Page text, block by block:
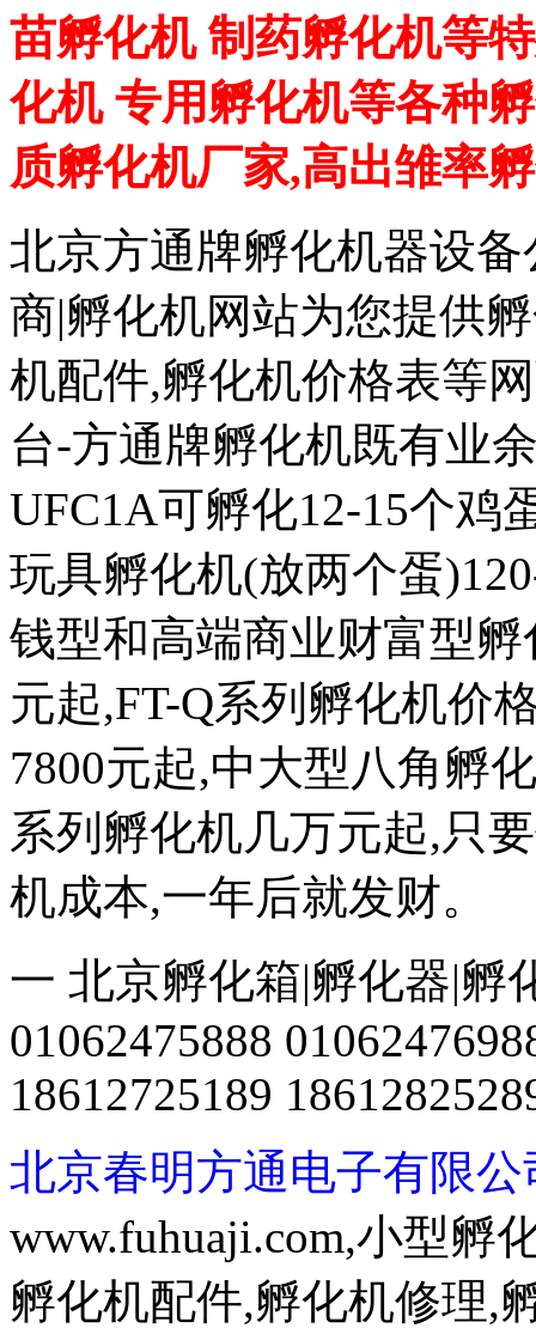
苗孵化机 制药孵化机等
化机 专用孵化机等各种
质孵化机厂家,高出雏率
北京方通牌孵化机器设
商|孵化机网站为您提供
机配件,孵化机价格表等
台-方通牌孵化机既有业
UFC1A可孵化12-15个鸡
玩具孵化机(放两个蛋
钱型和高端商业财富型
元起,FT-Q系列孵化机价
7800元起,中大型八角孵
系列孵化机几万元起,只
机成本,一年后就发财。
一 北京孵化箱|孵化器|孵
01062475888
18612725189
北京春明方通电子有限公
www.fuhuaji.com,小型孵
孵化机配件,孵化机修理,